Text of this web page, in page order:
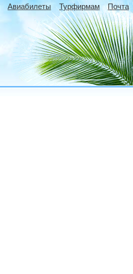
Авиабилеты Турфирмам Почта